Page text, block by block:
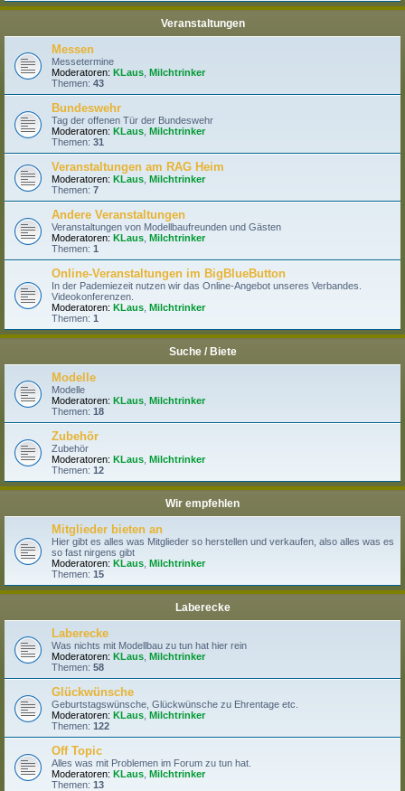
Veranstaltungen
Messen
Messetermine
Moderatoren: KLaus Milchtrinker
Themen: 43
Bundeswehr
Tag der offenen Tür der Bundeswehr
Moderatoren: KLaus Milchtrinker
Themen: 31
Veranstaltungen am RAG Heim
Moderatoren: KLaus Milchtrinker
Themen: 7
Andere Veranstaltungen
Veranstaltungen von Modellbaufreunden und Gästen
Moderatoren: KLaus Milchtrinker
Themen: 1
Online-Veranstaltungen im BigBlueButton
In der Pademiezeit nutzen wir das Online-Angebot unseres Verbandes.
Videokonferenzen.
Moderatoren: KLaus Milchtrinker
Themen: 1
Suche / Biete
Modelle
Modelle
Moderatoren: KLaus Milchtrinker
Themen: 18
Zubehör
Zubehör
Moderatoren: KLaus Milchtrinker
Themen: 12
Wir empfehlen
Mitglieder bieten an
Hier gibt es alles was Mitglieder so herstellen und verkaufen, also alles was es
so fast nirgens gibt
Moderatoren: KLaus Milchtrinker
Themen: 15
Laberecke
Laberecke
Was nichts mit Modellbau zu tun hat hier rein
Moderatoren: KLaus Milchtrinker
Themen: 58
Glückwünsche
Geburtstagswünsche, Glückwünsche zu Ehrentage etc.
Moderatoren: KLaus Milchtrinker
Themen: 122
Off Topic
Alles was mit Problemen im Forum zu tun hat.
Moderatoren: KLaus Milchtrinker
Themen: 13